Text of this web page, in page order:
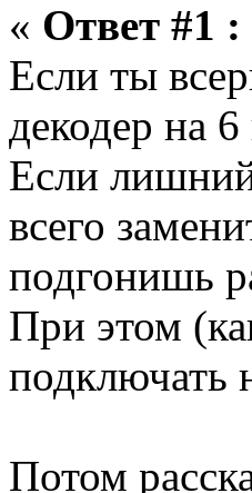
« Ответ #1 :
Если ты
декодер на
Если
всего
подгонишь
При этом
подключать
Потом